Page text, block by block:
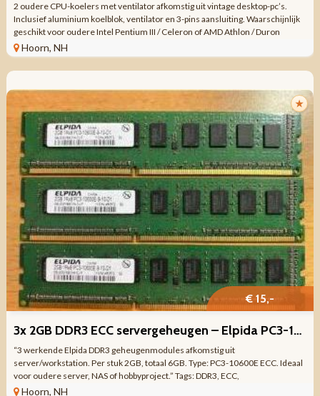
2 oudere CPU-koelers met ventilator afkomstig uit vintage desktop-pc’s.
Inclusief aluminium koelblok, ventilator en 3-pins aansluiting. Waarschijnlijk
geschikt voor oudere Intel Pentium III / Celeron of AMD Athlon / Duron
systemen ...
Hoorn, NH
★
€ 15,-
3x 2GB DDR3 ECC servergeheugen – Elpida PC3-10600E
“3 werkende Elpida DDR3 geheugenmodules afkomstig uit
server/workstation. Per stuk 2GB, totaal 6GB. Type: PC3-10600E ECC. Ideaal
voor oudere server, NAS of hobbyproject.” Tags: DDR3, ECC,
servergeheugen, RAM, Elpida, ...
Hoorn, NH